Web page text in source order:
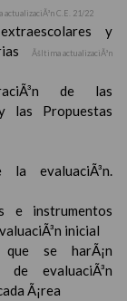
actualizaciÃ³n C.E. 21/22
y
Ãšltima actualizaciÃ³n
de las
las Propuestas
la evaluaciÃ³n.
e instrumentos
inicial
se harÃ¡n
evaluaciÃ³n
Ã¡rea